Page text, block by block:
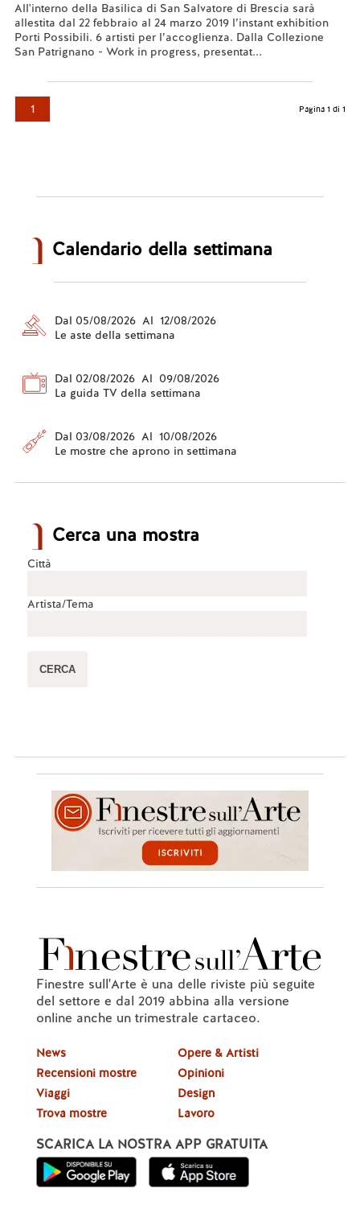
All'interno della Basilica di San Salvatore di Brescia sarà
allestita dal 22 febbraio al 24 marzo 2019 l’instant exhibition
Porti Possibili. 6 artisti per l’accoglienza. Dalla Collezione
San Patrignano - Work in progress, presentat...
1 Pagina 1 di 1
Calendario della settimana
Dal 05/08/2026 Al 12/08/2026
Le aste della settimana
Dal 02/08/2026 Al 09/08/2026
La guida TV della settimana
Dal 03/08/2026 Al 10/08/2026
Le mostre che aprono in settimana
Cerca una mostra
Città
Artista/Tema
Finestre sull'Arte è una delle riviste più seguite
del settore e dal 2019 abbina alla versione
online anche un trimestrale cartaceo.
News
Recensioni mostre
Viaggi
Trova mostre
Opere & Artisti
Opinioni
Design
Lavoro
SCARICA LA NOSTRA APP GRATUITA